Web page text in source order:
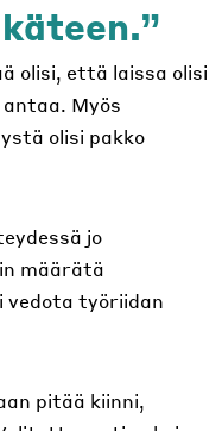
olisi, että laissa olisi
Myös
olisi pakko
jo
määrätä
työriidan
pitää kiinni,